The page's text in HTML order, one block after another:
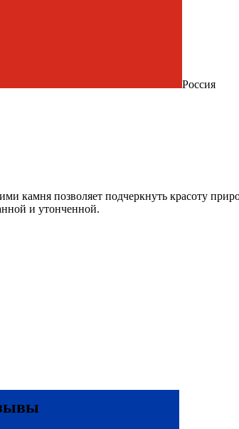
Россия
камня позволяет подчеркнуть красоту
и утонченной.